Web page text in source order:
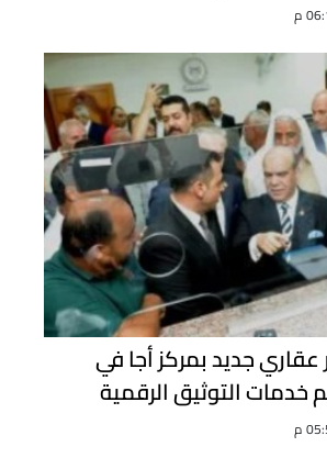
عقاري جديد بمركز أجا في
خدمات التوثيق الرقمية